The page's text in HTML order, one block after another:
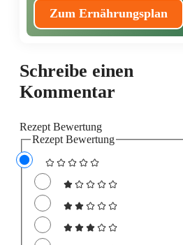
Zum Ernährungsplan
Schreibe einen
Kommentar
Rezept Bewertung
Rezept Bewertung